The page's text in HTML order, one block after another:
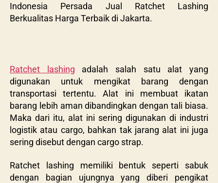
Indonesia Persada Jual Ratchet Lashing
Berkualitas Harga Terbaik di Jakarta.
Ratchet lashing adalah salah satu alat yang
digunakan untuk mengikat barang dengan
transportasi tertentu. Alat ini membuat ikatan
barang lebih aman dibandingkan dengan tali biasa.
Maka dari itu, alat ini sering digunakan di industri
logistik atau cargo, bahkan tak jarang alat ini juga
sering disebut dengan cargo strap.
Ratchet lashing memiliki bentuk seperti sabuk
dengan bagian ujungnya yang diberi pengikat